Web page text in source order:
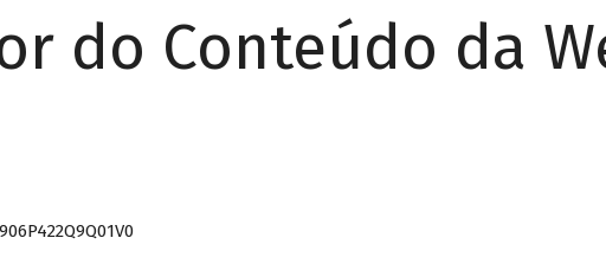
do Conteúdo da